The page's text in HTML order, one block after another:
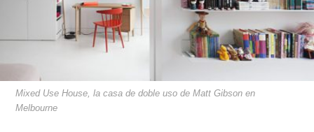
Mixed Use House, la casa de doble uso de Matt Gibson en
Melbourne